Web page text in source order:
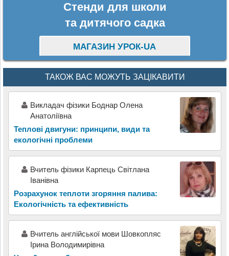
Стенди для школи
та дитячого садка
МАГАЗИН УРОК-UA
ТАКОЖ ВАС МОЖУТЬ ЗАЦІКАВИТИ
Викладач фізики Боднар Олена
Анатоліївна
Теплові двигуни: принципи, види та
екологічні проблеми
Вчитель фізики Карпець Світлана
Іванівна
Розрахунок теплоти згоряння палива:
Екологічність та ефективність
Вчитель англійської мови Шовкопляс
Ірина Володимирівна